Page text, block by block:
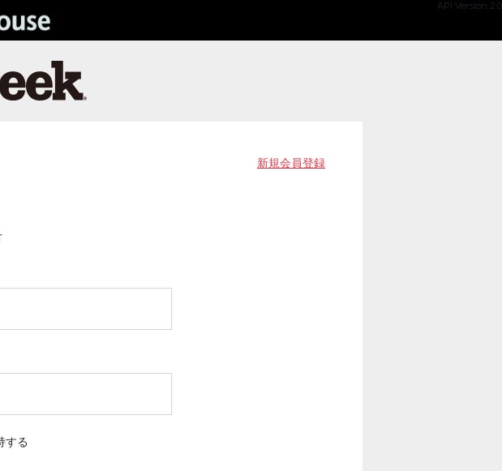
API Version 2.0
新規会員登録
する